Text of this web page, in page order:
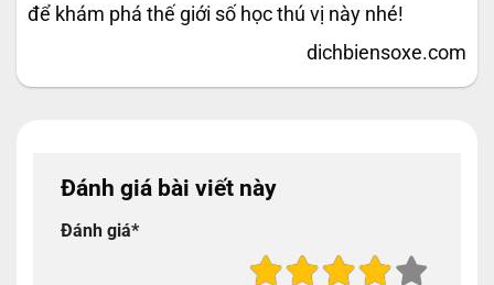
để khám phá thế giới số học thú vị này nhé!
dichbiensoxe.com
Đánh giá bài viết này
Đánh giá*